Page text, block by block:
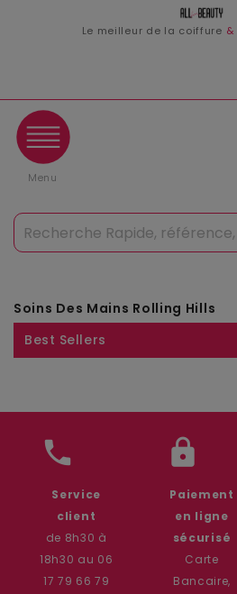
Le meilleur de la coiffure &
Menu
Soins Des Mains Rolling Hills
Best Sellers
phone
Service
client
de 8h30 à
18h30 au 06
17 79 66 79
lock
Paiement
en ligne
sécurisé
Carte
Bancaire,